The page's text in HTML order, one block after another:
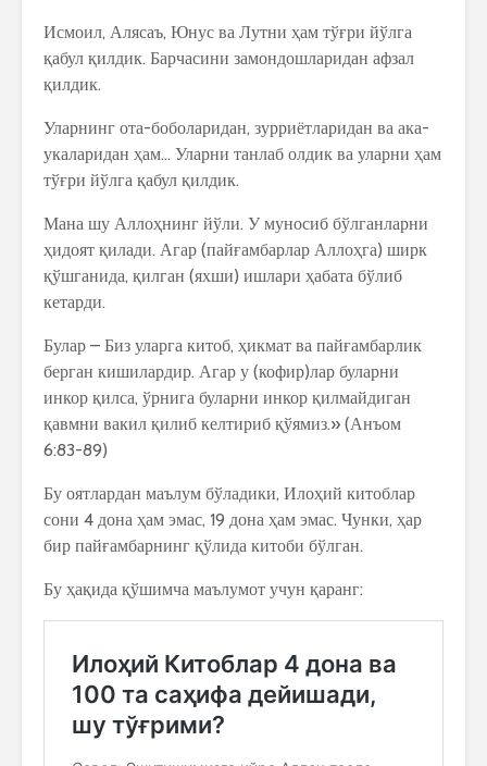
Исмоил, Алясаъ, Юнус ва Лутни ҳам тўғри йўлга
қабул қилдик. Барчасини замондошларидан афзал
қилдик.
Уларнинг ота-боболаридан, зурриётларидан ва ака-
укаларидан ҳам… Уларни танлаб олдик ва уларни ҳам
тўғри йўлга қабул қилдик.
Мана шу Аллоҳнинг йўли. У муносиб бўлганларни
ҳидоят қилади. Агар (пайғамбарлар Аллоҳга) ширк
қўшганида, қилган (яхши) ишлари ҳабата бўлиб
кетарди.
Булар – Биз уларга китоб, ҳикмат ва пайғамбарлик
берган кишилардир. Агар у (кофир)лар буларни
инкор қилса, ўрнига буларни инкор қилмайдиган
қавмни вакил қилиб келтириб қўямиз.» (Анъом
6:83-89)
Бу оятлардан маълум бўладики, Илоҳий китоблар
сони 4 дона ҳам эмас, 19 дона ҳам эмас. Чунки, ҳар
бир пайғамбарнинг қўлида китоби бўлган.
Бу ҳақида қўшимча маълумот учун қаранг: